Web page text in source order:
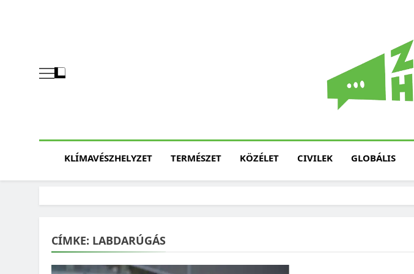
KLÍMAVÉSZHELYZET TERMÉSZET KÖZÉLET CIVILEK GLOBÁLIS
CÍMKE: LABDARÚGÁS